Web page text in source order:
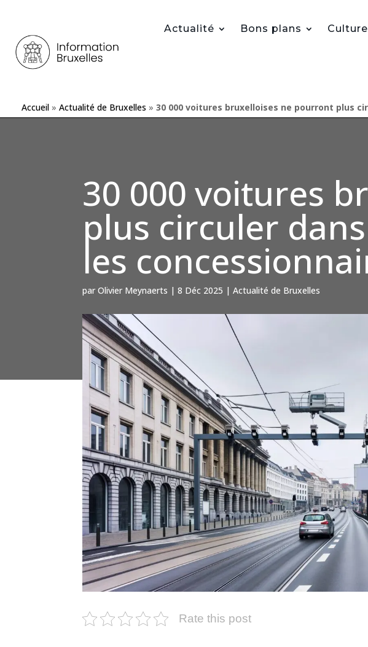
Actualité Bons plans
Accueil » Actualité de Bruxelles » 30 000 voitures bruxelloises ne pourront plus
30 000 voitures
plus circuler
les
parOlivier Meynaerts |8 Déc 2025 |Actualité de Bruxelles
Rate this post